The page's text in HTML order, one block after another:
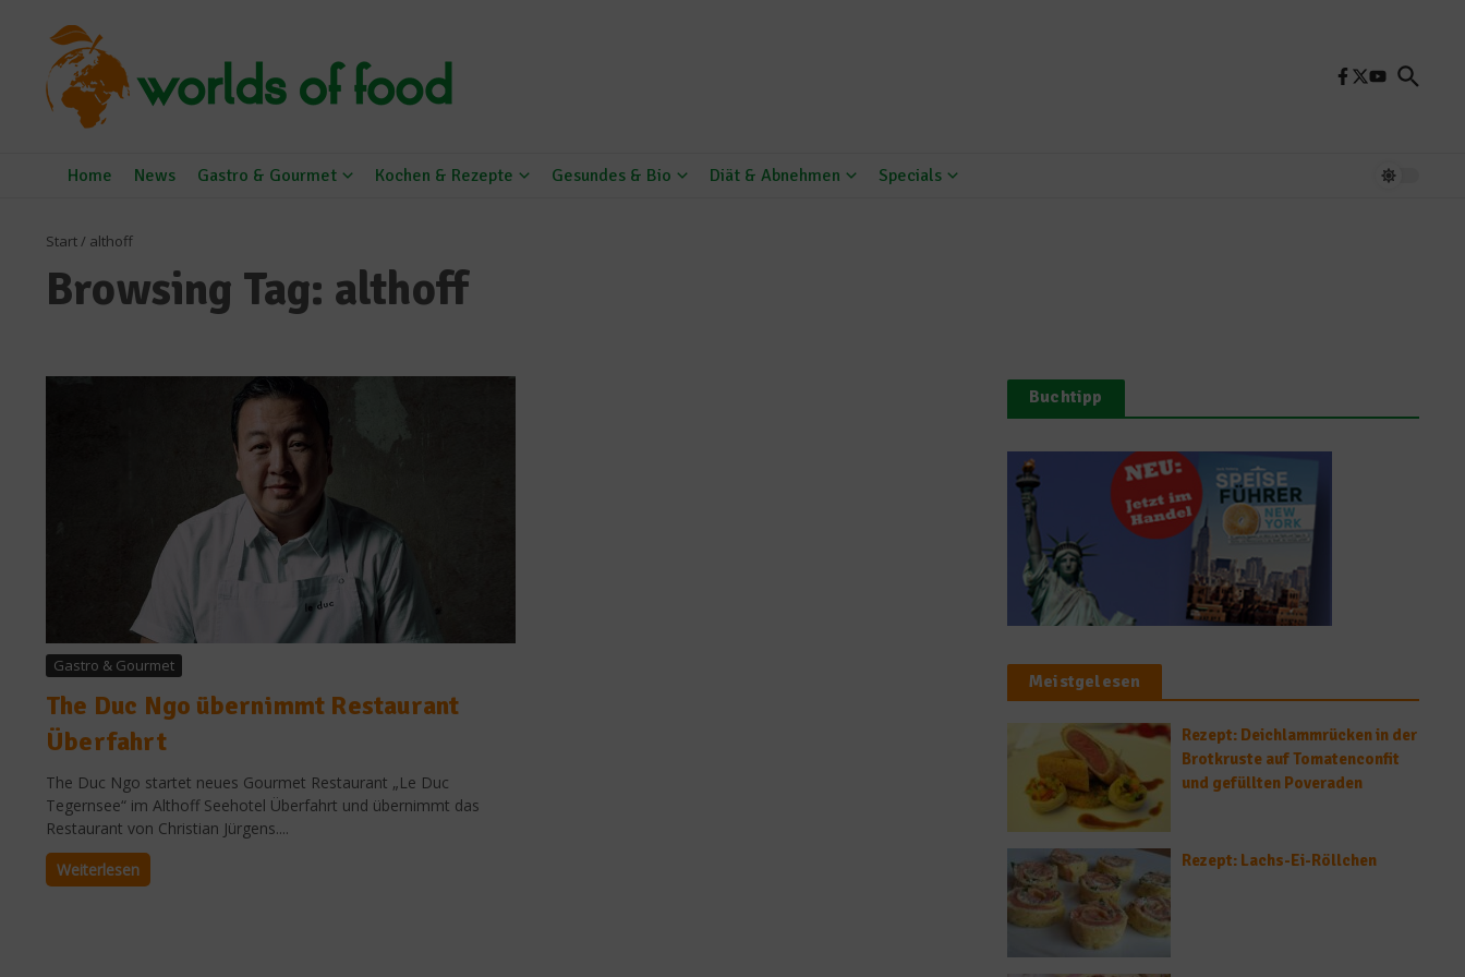
Home News Gastro & Gourmet Kochen & Rezepte Gesundes & Bio Diät & Abnehmen Specials
Start/ althoff
Browsing Tag: althoff
Gastro & Gourmet
The Duc Ngo übernimmt Restaurant
Überfahrt
The Duc Ngo startet neues Gourmet Restaurant „Le Duc
Tegernsee“ im Althoff Seehotel Überfahrt und übernimmt das
Restaurant von Christian Jürgens....
Weiterlesen
Buchtipp
Meistgelesen
Rezept: Deichlammrücken in der
Brotkruste auf Tomatenconfit
und gefüllten Poveraden
Rezept: Lachs-Ei-Röllchen